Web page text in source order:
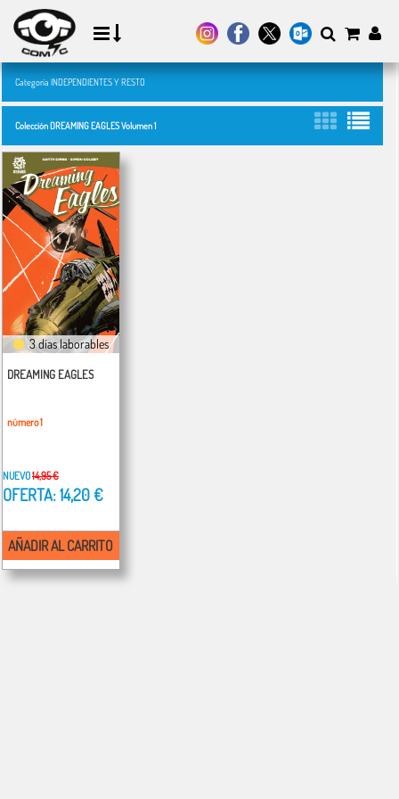
Categoría INDEPENDIENTES Y RESTO
Colección DREAMING EAGLES Volumen 1
3 días laborables
DREAMING EAGLES
número 1
NUEVO14,95 €
OFERTA: 14,20 €
AÑADIR AL CARRITO